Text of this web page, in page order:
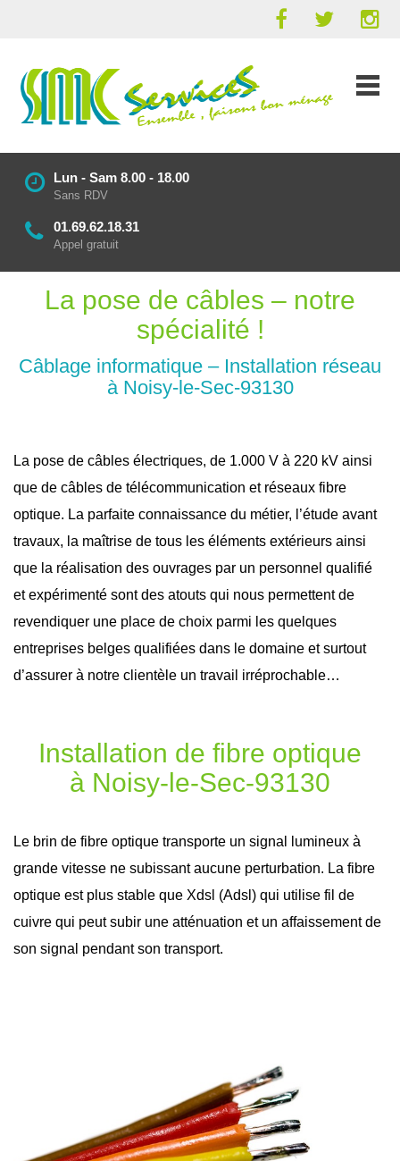
Lun - Sam 8.00 - 18.00
Sans RDV
01.69.62.18.31
Appel gratuit
La pose de câbles – notre
spécialité !
Câblage informatique – Installation réseau
à Noisy-le-Sec-93130
La pose de câbles électriques, de 1.000 V à 220 kV ainsi
que de câbles de télécommunication et réseaux fibre
optique. La parfaite connaissance du métier, l’étude avant
travaux, la maîtrise de tous les éléments extérieurs ainsi
que la réalisation des ouvrages par un personnel qualifié
et expérimenté sont des atouts qui nous permettent de
revendiquer une place de choix parmi les quelques
entreprises belges qualifiées dans le domaine et surtout
d’assurer à notre clientèle un travail irréprochable…
Installation de fibre optique
à Noisy-le-Sec-93130
Le brin de fibre optique transporte un signal lumineux à
grande vitesse ne subissant aucune perturbation. La fibre
optique est plus stable que Xdsl (Adsl) qui utilise fil de
cuivre qui peut subir une atténuation et un affaissement de
son signal pendant son transport.